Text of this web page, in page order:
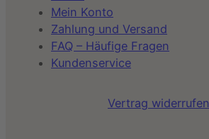
Mein Konto
Zahlung und Versand
FAQ – Häufige Fragen
Kundenservice
Vertrag widerrufen